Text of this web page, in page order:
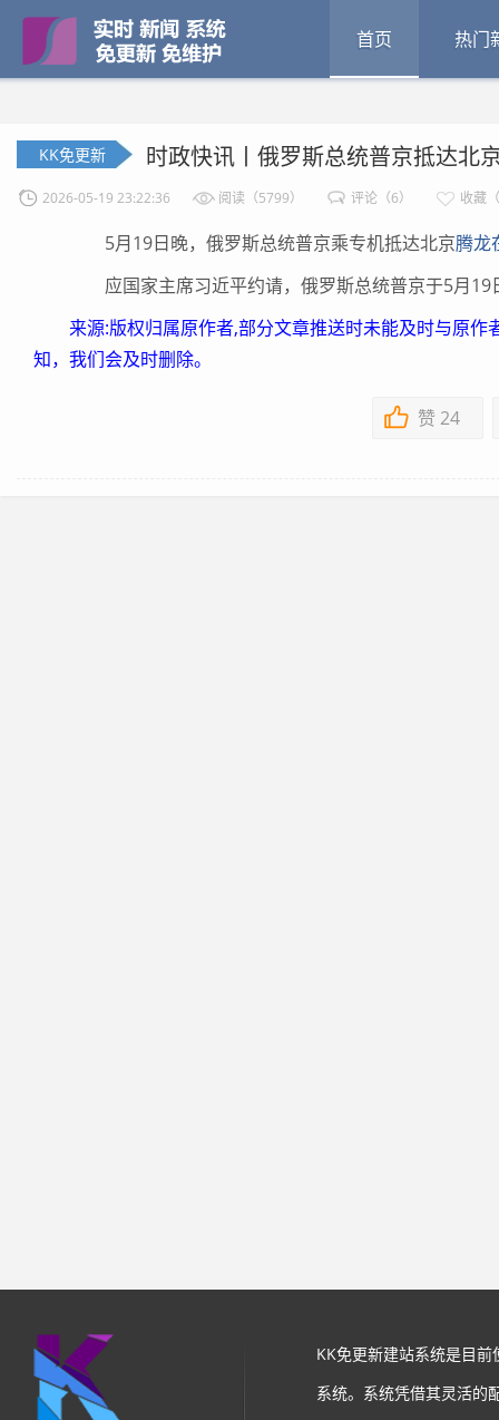
首页 热门
KK免更新 时政快讯丨俄罗斯总统普京抵达北
2026-05-19 23:22:36 阅读（5799） 评论（6） 收藏
5月19日晚，俄罗斯总统普京乘专机抵达北京腾龙
应国家主席习近平约请，俄罗斯总统普京于5月19
来源:版权归属原作者,部分文章推送时未能及时与原
知，我们会及时删除。
赞 24
KK免更新建站系统是目
系统。系统凭借其灵活的